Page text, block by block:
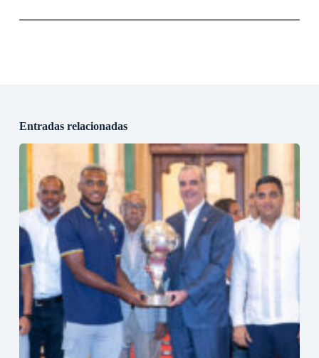
Entradas relacionadas